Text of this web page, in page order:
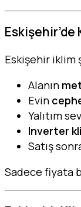
Eskişehir’de
Eskişehir iklim
Alanın
Evin
Yalıtım
Inverter
Satış
Sadece fiyata